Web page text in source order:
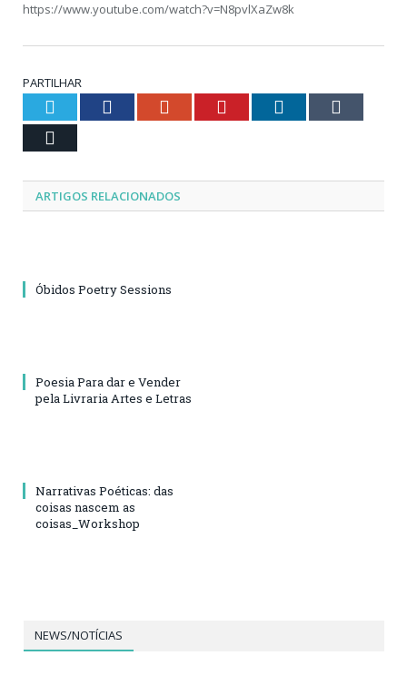
https://www.youtube.com/watch?v=N8pvlXaZw8k
PARTILHAR
Twitter Facebook Google+ Pinterest LinkedIn
ARTIGOS RELACIONADOS
Óbidos Poetry Sessions
Poesia Para dar e Vender
pela Livraria Artes e Letras
Narrativas Poéticas: das
coisas nascem as
coisas_Workshop
NEWS/NOTÍCIAS